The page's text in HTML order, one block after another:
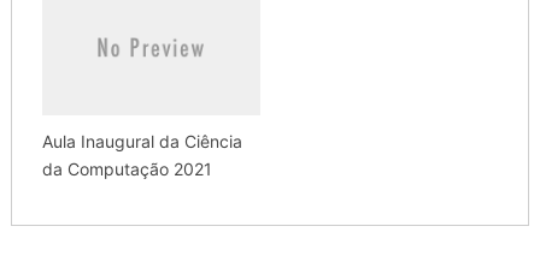
Aula Inaugural da Ciência
da Computação 2021